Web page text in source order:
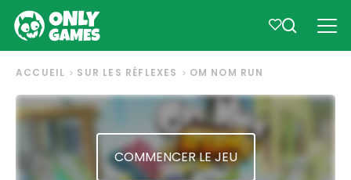
ACCUEIL SUR LES RÉFLEXES OM NOM RUN
COMMENCER LE JEU